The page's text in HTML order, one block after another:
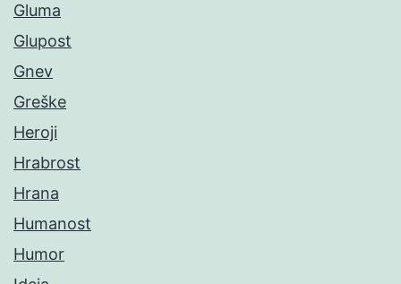
Gluma
Glupost
Gnev
Greške
Heroji
Hrabrost
Hrana
Humanost
Humor